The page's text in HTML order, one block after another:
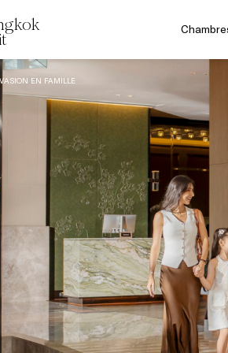
EN FAMILLE